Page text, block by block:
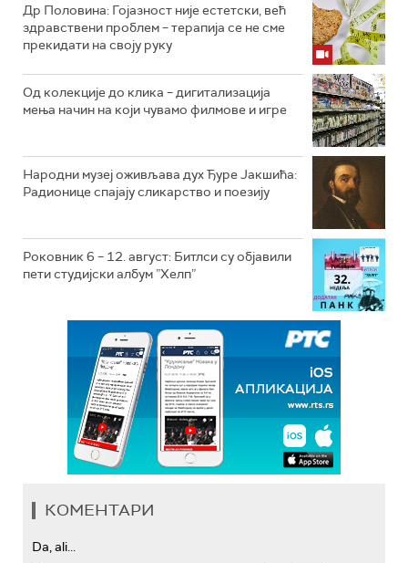
Др Половина: Гојазност није естетски, већ
здравствени проблем – терапија се не сме
прекидати на своју руку
Од колекције до клика – дигитализација
мења начин на који чувамо филмове и игре
Народни музеј оживљава дух Ђуре Јакшића:
Радионице спајају сликарство и поезију
Роковник 6 – 12. август: Битлси су објавили
пети студијски албум ”Хелп”
КОМЕНТАРИ
Da, ali...